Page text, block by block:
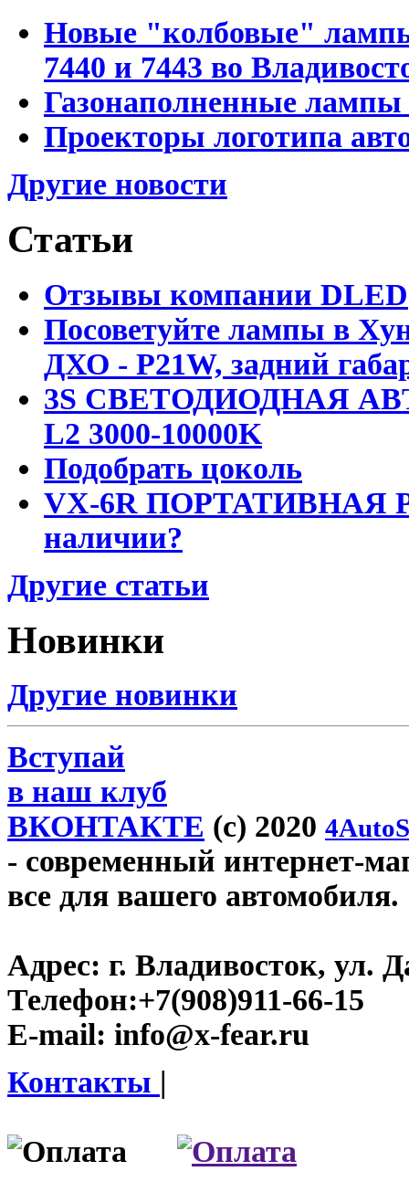
Новые "колбовые"
7440 и 7443 во
Газонаполненные лампы
Проекторы логотипа
Другие новости
Статьи
Отзывы компании DLED
Посоветуйте лампы в
ДХО - P21W, задний
3S СВЕТОДИОДНАЯ
L2 3000-10000K
Подобрать цоколь
VX-6R ПОРТАТИВНАЯ
наличии?
Другие статьи
Новинки
Другие новинки
Вступай
в наш клуб
ВКОНТАКТЕ (c) 2020
- современный интернет-
все для вашего автомобиля.
Адрес: г. Владивосток, ул.
Телефон:+7(908)911-66-15
E-mail: info@x-fear.ru
Контакты |